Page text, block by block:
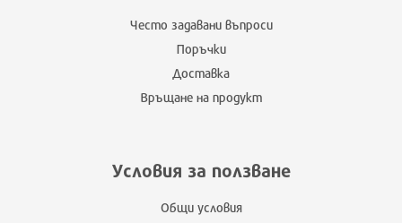
Често задавани въпроси
Поръчки
Доставка
Връщане на продукт
Условия за ползване
Общи условия